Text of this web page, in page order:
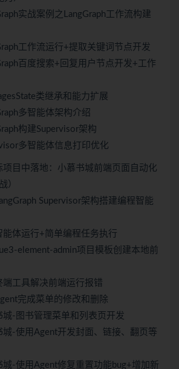
实战案例之LangGraph工作流构建
工作流运行+提取关键词节点开发
百度搜索+回复用户节点开发+工作
类继承和能力扩展
多智能体架构介绍
构建Supervisor架构
多智能体信息打印优化
目中落地：小慕书城前端页面自动化
）
Supervisor架构搭建编程智能
体运行+简单编程任务执行
element-admin项目模板创建本地前
工具解决前端运行报错
完成菜单的修改和删除
-图书管理菜单和列表页开发
-使用Agent开发封面、链接、翻页等
-使用Agent修复重置功能bug+增加新